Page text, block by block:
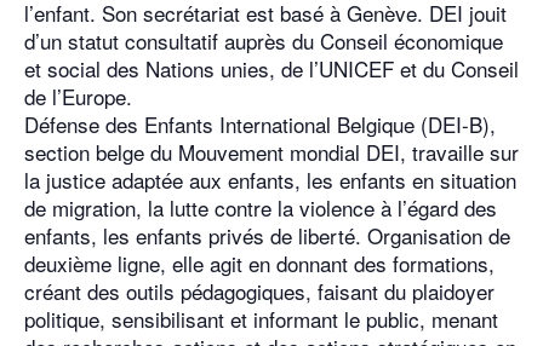
l’enfant. Son secrétariat est basé à Genève. DEI jouit
d’un statut consultatif auprès du Conseil économique
et social des Nations unies, de l’UNICEF et du Conseil
de l’Europe.
Défense des Enfants International Belgique (DEI-B),
section belge du Mouvement mondial DEI, travaille sur
la justice adaptée aux enfants, les enfants en situation
de migration, la lutte contre la violence à l’égard des
enfants, les enfants privés de liberté. Organisation de
deuxième ligne, elle agit en donnant des formations,
créant des outils pédagogiques, faisant du plaidoyer
politique, sensibilisant et informant le public, menant